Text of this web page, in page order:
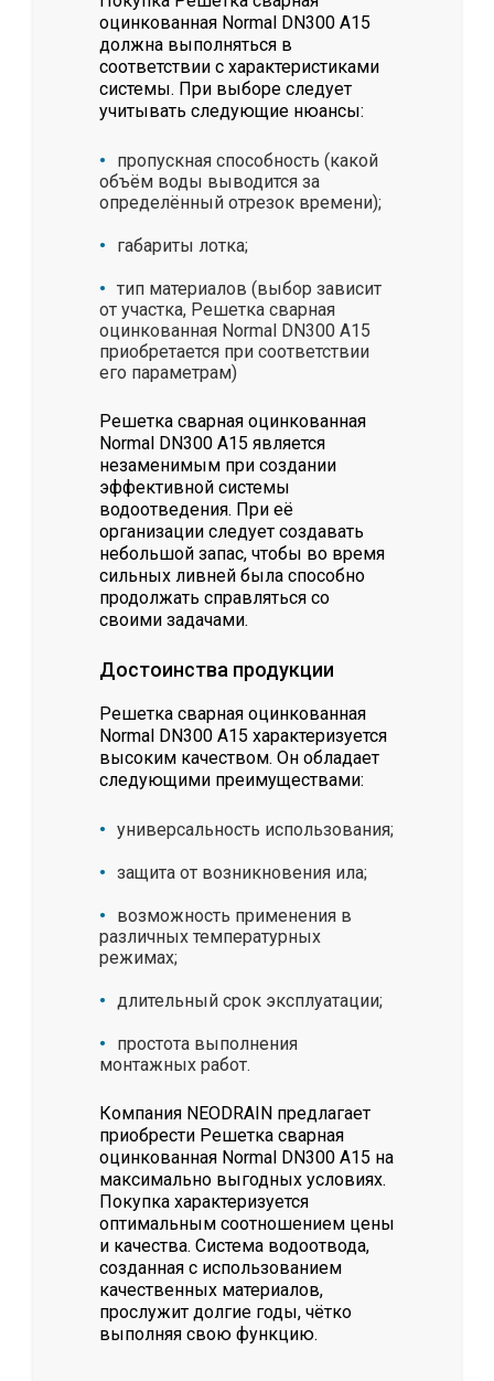
оцинкованная Normal DN300 А15
должна выполняться в
соответствии с характеристиками
системы. При выборе следует
учитывать следующие нюансы:
пропускная способность (какой
объём воды выводится за
определённый отрезок времени);
габариты лотка;
тип материалов (выбор зависит
от участка, Решетка сварная
оцинкованная Normal DN300 А15
приобретается при соответствии
его параметрам)
Решетка сварная оцинкованная
Normal DN300 А15 является
незаменимым при создании
эффективной системы
водоотведения. При её
организации следует создавать
небольшой запас, чтобы во время
сильных ливней была способно
продолжать справляться со
своими задачами.
Достоинства продукции
Решетка сварная оцинкованная
Normal DN300 А15 характеризуется
высоким качеством. Он обладает
следующими преимуществами:
универсальность использования;
защита от возникновения ила;
возможность применения в
различных температурных
режимах;
длительный срок эксплуатации;
простота выполнения
монтажных работ.
Компания NEODRAIN предлагает
приобрести Решетка сварная
оцинкованная Normal DN300 А15 на
максимально выгодных условиях.
Покупка характеризуется
оптимальным соотношением цены
и качества. Система водоотвода,
созданная с использованием
качественных материалов,
прослужит долгие годы, чётко
выполняя свою функцию.